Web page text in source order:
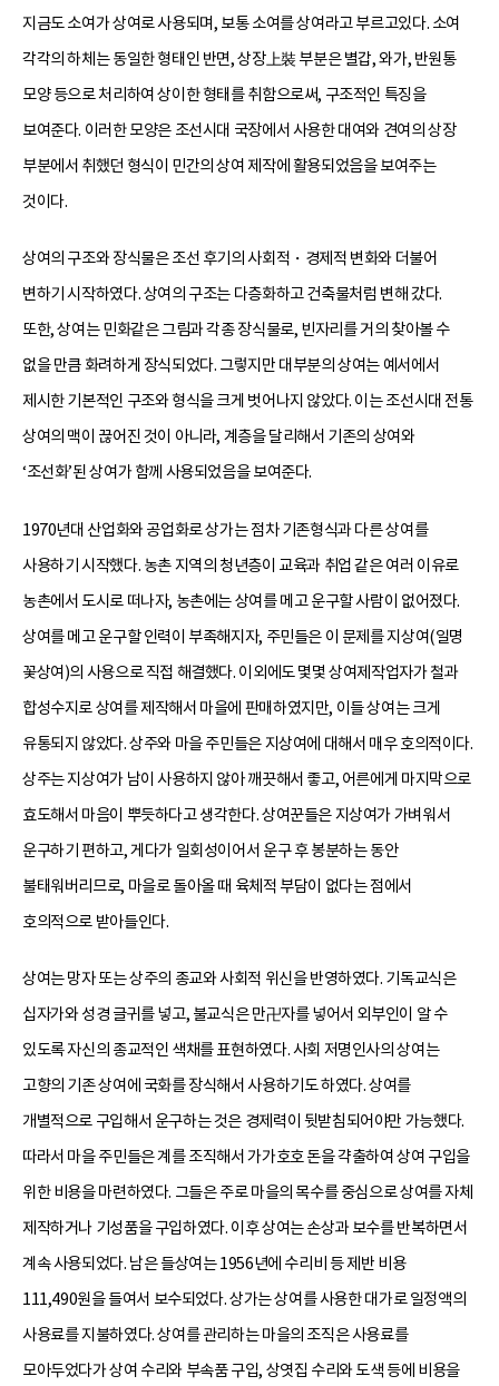
지금도 소여가 상여로 사용되며, 보통 소여를 상여라고 부르고있다. 소여
각각의 하체는 동일한 형태인 반면, 상장上裝 부분은 별갑, 와가, 반원통
모양 등으로 처리하여 상이한 형태를 취함으로써, 구조적인 특징을
보여준다. 이러한 모양은 조선시대 국장에서 사용한 대여와 견여의 상장
부분에서 취했던 형식이 민간의 상여 제작에 활용되었음을 보여주는
것이다.
상여의 구조와 장식물은 조선 후기의 사회적・경제적 변화와 더불어
변하기 시작하였다. 상여의 구조는 다층화하고 건축물처럼 변해 갔다.
또한, 상여는 민화같은 그림과 각종 장식물로, 빈자리를 거의 찾아볼 수
없을 만큼 화려하게 장식되었다. 그렇지만 대부분의 상여는 예서에서
제시한 기본적인 구조와 형식을 크게 벗어나지 않았다. 이는 조선시대 전통
상여의 맥이 끊어진 것이 아니라, 계층을 달리해서 기존의 상여와
‘조선화’된 상여가 함께 사용되었음을 보여준다.
1970년대 산업화와 공업화로 상가는 점차 기존형식과 다른 상여를
사용하기 시작했다. 농촌 지역의 청년층이 교육과 취업 같은 여러 이유로
농촌에서 도시로 떠나자, 농촌에는 상여를 메고 운구할 사람이 없어졌다.
상여를 메고 운구할 인력이 부족해지자, 주민들은 이 문제를 지상여(일명
꽃상여)의 사용으로 직접 해결했다. 이외에도 몇몇 상여제작업자가 철과
합성수지로 상여를 제작해서 마을에 판매하였지만, 이들 상여는 크게
유통되지 않았다. 상주와 마을 주민들은 지상여에 대해서 매우 호의적이다.
상주는 지상여가 남이 사용하지 않아 깨끗해서 좋고, 어른에게 마지막으로
효도해서 마음이 뿌듯하다고 생각한다. 상여꾼들은 지상여가 가벼워서
운구하기 편하고, 게다가 일회성이어서 운구 후 봉분하는 동안
불태워버리므로, 마을로 돌아올 때 육체적 부담이 없다는 점에서
호의적으로 받아들인다.
상여는 망자 또는 상주의 종교와 사회적 위신을 반영하였다. 기독교식은
십자가와 성경 글귀를 넣고, 불교식은 만卍자를 넣어서 외부인이 알 수
있도록 자신의 종교적인 색채를 표현하였다. 사회 저명인사의 상여는
고향의 기존 상여에 국화를 장식해서 사용하기도 하였다. 상여를
개별적으로 구입해서 운구하는 것은 경제력이 뒷받침되어야만 가능했다.
따라서 마을 주민들은 계를 조직해서 가가호호 돈을 갹출하여 상여 구입을
위한 비용을 마련하였다. 그들은 주로 마을의 목수를 중심으로 상여를 자체
제작하거나 기성품을 구입하였다. 이후 상여는 손상과 보수를 반복하면서
계속 사용되었다. 남은 들상여는 1956년에 수리비 등 제반 비용
111,490원을 들여서 보수되었다. 상가는 상여를 사용한 대가로 일정액의
사용료를 지불하였다. 상여를 관리하는 마을의 조직은 사용료를
모아두었다가 상여 수리와 부속품 구입, 상엿집 수리와 도색 등에 비용을